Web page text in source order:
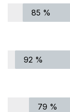
85 %
92 %
79 %